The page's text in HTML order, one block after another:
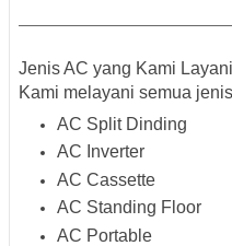
Jenis AC yang Kami Layani
Kami melayani semua
AC Split Dinding
AC Inverter
AC Cassette
AC Standing Floor
AC Portable